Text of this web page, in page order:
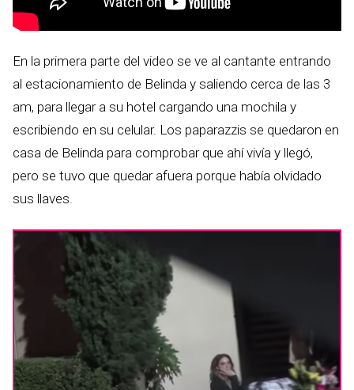
En la primera parte del video se ve al cantante entrando
al estacionamiento de Belinda y saliendo cerca de las 3
am, para llegar a su hotel cargando una mochila y
escribiendo en su celular. Los paparazzis se quedaron en
casa de Belinda para comprobar que ahí vivía y llegó,
pero se tuvo que quedar afuera porque había olvidado
sus llaves.